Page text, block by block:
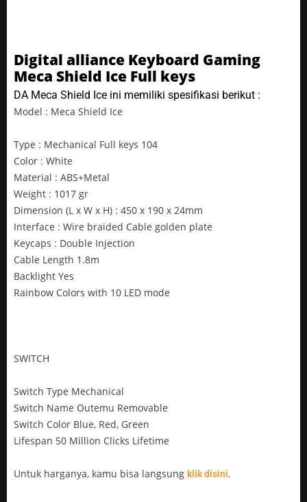
Digital alliance Keyboard Gaming
Meca Shield Ice Full keys
DA Meca Shield Ice ini memiliki spesifikasi berikut :
Model : Meca Shield Ice
Type : Mechanical Full keys 104
Color : White
Material : ABS+Metal
Weight : 1017 gr
Dimension (L x W x H) : 450 x 190 x 24mm
Interface : Wire braided Cable golden plate
Keycaps : Double Injection
Cable Length 1.8m
Backlight Yes
Rainbow Colors with 10 LED mode
SWITCH
Switch Type Mechanical
Switch Name Outemu Removable
Switch Color Blue, Red, Green
Lifespan 50 Million Clicks Lifetime
Untuk harganya, kamu bisa langsung klik disini.